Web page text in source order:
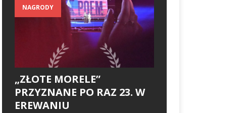
NAGRODY
„ZŁOTE MORELE”
PRZYZNANE PO RAZ 23. W
EREWANIU